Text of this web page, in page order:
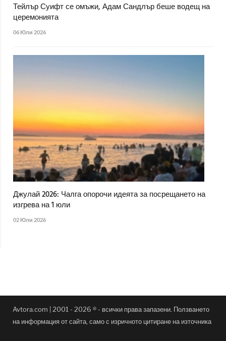
Тейлър Суифт се омъжи, Адам Сандлър беше водещ на
церемонията
06 Юли 2026
Джулай 2026: Чалга опорочи идеята за посрещането на
изгрева на 1 юли
02 Юли 2026
Avtora.com | 2001 - 2026 ® - всички права запазени. Ползването
на информация от сайта, само с изричното цитиране на източника